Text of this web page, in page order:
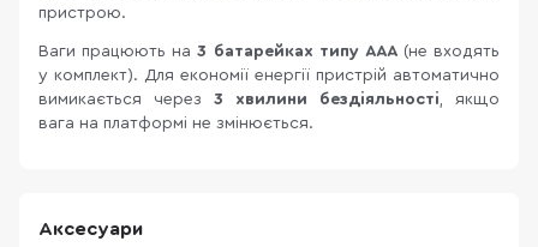
пристрою.
Ваги працюють на3 батарейках типу AAA(не входять
у комплект). Для економії енергії пристрій автоматично
вимикається через 3 хвилини бездіяльності, якщо
вага на платформі не змінюється.
Аксесуари